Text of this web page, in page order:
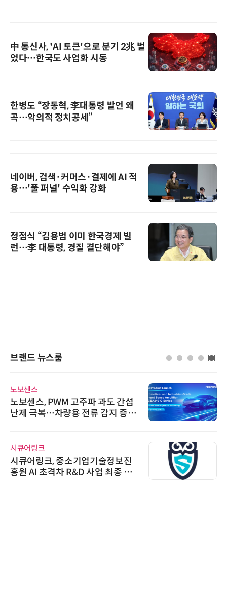
中 통신사, 'AI 토큰'으로 분기 2兆 벌
었다…한국도 사업화 시동
한병도 “장동혁, 李대통령 발언 왜
곡…악의적 정치공세”
네이버, 검색·커머스·결제에 AI 적
용…'풀 퍼널' 수익화 강화
정점식 “김용범 이미 한국경제 빌
런…李 대통령, 경질 결단해야”
브랜드 뉴스룸
노보센스
노보센스, PWM 고주파 과도 간섭
난제 극복…차량용 전류 감지 증폭
시큐어링크
시큐어링크, 중소기업기술정보진
흥원 AI 초격차 R&D 사업 최종 선